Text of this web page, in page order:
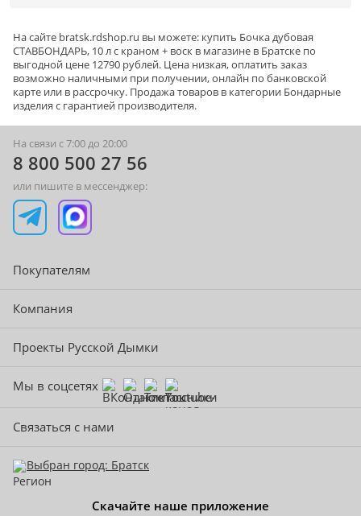
На сайте bratsk.rdshop.ru вы можете: купить Бочка дубовая
СТАВБОНДАРЬ, 10 л с краном + воск в магазине в Братске по
выгодной цене 12790 рублей. Цена низкая, оплатить заказ
возможно наличными при получении, онлайн по банковской
карте или в рассрочку. Продажа товаров в категории Бондарные
изделия с гарантией производителя.
На связи с 7:00 до 20:00
8 800 500 27 56
или пишите в мессенджер:
Покупателям
Компания
Проекты Русской Дымки
Мы в соцсетях
Связаться с нами
Выбран город: Братск
Скачайте наше приложение